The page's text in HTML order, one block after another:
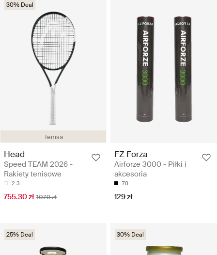
Tenisa
30% Deal
Head
Speed TEAM 2026 -
Rakiety tenisowe
2 3
755.30 zł 1079 zł
FZ Forza
Airforze 3000 - Piłki i
akcesoria
78
129 zł
25% Deal 30% Deal